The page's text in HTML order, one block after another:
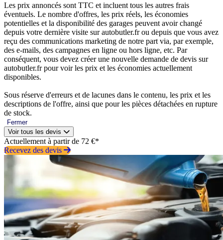
Les prix annoncés sont TTC et incluent tous les autres frais
éventuels. Le nombre d'offres, les prix réels, les économies
potentielles et la disponibilité des garages peuvent avoir changé
depuis votre dernière visite sur autobutler.fr ou depuis que vous avez
reçu des communications marketing de notre part via, par exemple,
des e-mails, des campagnes en ligne ou hors ligne, etc. Par
conséquent, vous devez créer une nouvelle demande de devis sur
autobutler.fr pour voir les prix et les économies actuellement
disponibles.
Sous réserve d'erreurs et de lacunes dans le contenu, les prix et les
descriptions de l'offre, ainsi que pour les pièces détachées en rupture
de stock.
Fermer
Voir tous les devis
Actuellement à partir de 72 €*
Recevez des devis